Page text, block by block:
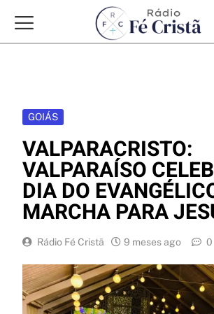
GOIÁS
VALPARACRISTO:
VALPARAÍSO
DIA DO
MARCHA PARA
Rádio Fé Cristã 9 meses ago 0